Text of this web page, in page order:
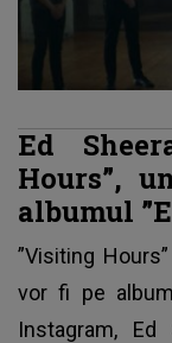
Ed
Hours”,
albumul
”Visiting
vor fi pe
Instagram, Ed